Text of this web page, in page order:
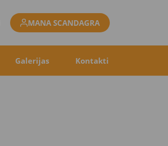
MANA SCANDAGRA
Galerijas Kontakti